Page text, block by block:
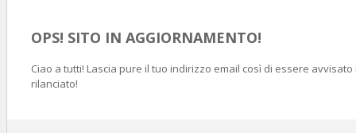
OPS! SITO IN AGGIORNAMENTO!
Ciao a tutti! Lascia pure il tuo indirizzo email così di essere
rilanciato!